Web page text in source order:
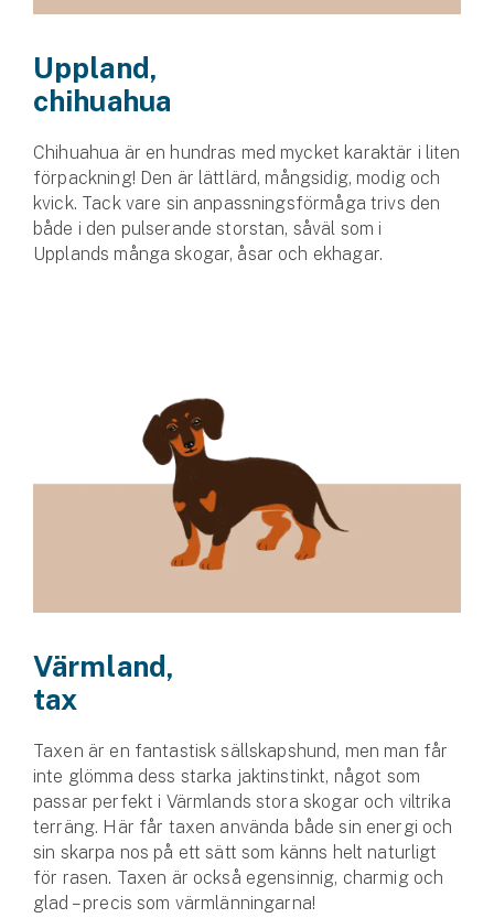
Uppland,
chihuahua
Chihuahua är en hundras med mycket karaktär i liten
förpackning! Den är lättlärd, mångsidig, modig och
kvick. Tack vare sin anpassningsförmåga trivs den
både i den pulserande storstan, såväl som i
Upplands många skogar, åsar och ekhagar.
Värmland,
tax
Taxen är en fantastisk sällskapshund, men man får
inte glömma dess starka jaktinstinkt, något som
passar perfekt i Värmlands stora skogar och viltrika
terräng. Här får taxen använda både sin energi och
sin skarpa nos på ett sätt som känns helt naturligt
för rasen. Taxen är också egensinnig, charmig och
glad – precis som värmlänningarna!